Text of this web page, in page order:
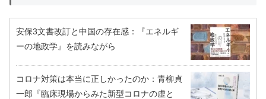
安保3文書改訂と中国の存在感：『エネルギ
ーの地政学』を読みながら
コロナ対策は本当に正しかったのか：青柳貞
一郎『臨床現場からみた新型コロナの虚と